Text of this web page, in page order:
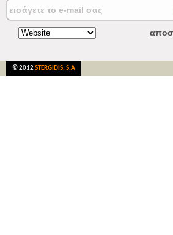
© 2012STERGIDIS. S.A